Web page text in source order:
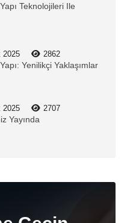
Teknolojileri Ile
2025 2862
Yenilikçi Yaklaşımlar
2025 2707
Yayında